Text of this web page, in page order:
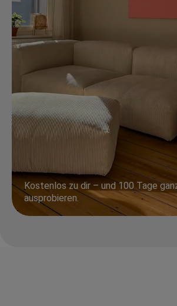
Kostenlos zu dir – und 100 Tage
ausprobieren.